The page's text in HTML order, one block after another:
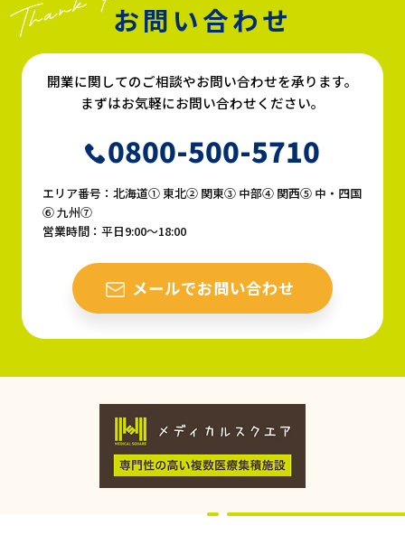
お問い合わせ
開業に関してのご相談やお問い合わせを承ります。
まずはお気軽にお問い合わせください。
0800-500-5710
エリア番号：北海道① 東北② 関東③ 中部④ 関西⑤ 中・四国
⑥ 九州⑦
営業時間：平日9:00〜18:00
メールでお問い合わせ